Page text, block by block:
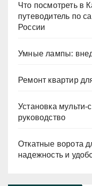
Что посмотреть в
путеводитель по
России
Умные лампы:
Ремонт квартир
Установка
руководство
Откатные ворота
надежность и